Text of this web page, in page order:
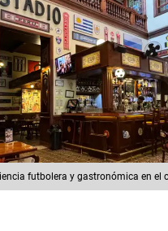
futbolera y gastronómica en el